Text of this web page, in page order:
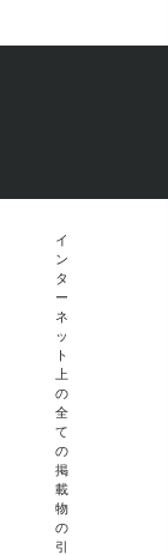
イ
ン
タ
ー
ネ
ッ
ト
上
の
全
て
の
掲
載
物
の
引